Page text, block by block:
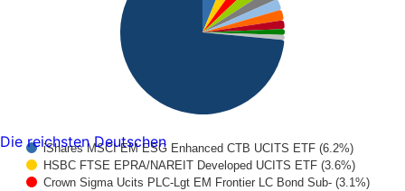
iShares MSCI EM ESG Enhanced CTB UCITS ETF (6.2%)
HSBC FTSE EPRA/NAREIT Developed UCITS ETF (3.6%)
Crown Sigma Ucits PLC-Lgt EM Frontier LC Bond Sub- (3.1%)
Die reichsten Deutschen